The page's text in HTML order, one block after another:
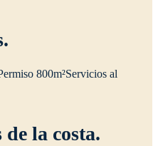
800m²Servicios al
la costa.